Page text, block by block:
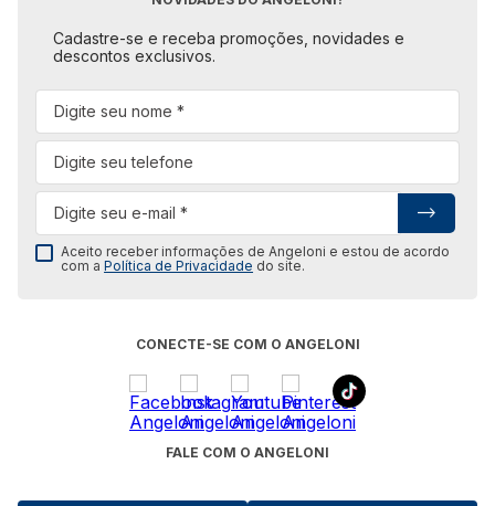
Cadastre-se e receba promoções, novidades e
descontos exclusivos.
Aceito receber informações de Angeloni e estou de acordo
com aPolítica de Privacidade do site.
CONECTE-SE COM O ANGELONI
FALE COM O ANGELONI